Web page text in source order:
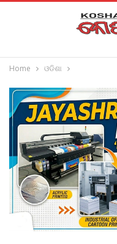
Home ଓଡିଶା